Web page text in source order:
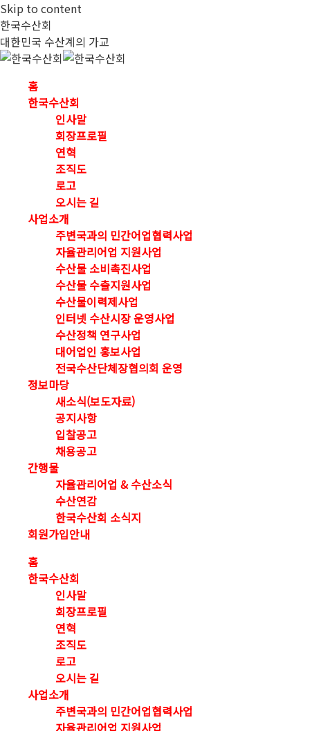
Skip to content
한국수산회
대한민국 수산계의 가교
홈
한국수산회
인사말
회장프로필
연혁
조직도
로고
오시는 길
사업소개
주변국과의 민간어업협력사업
자율관리어업 지원사업
수산물 소비촉진사업
수산물 수출지원사업
수산물이력제사업
인터넷 수산시장 운영사업
수산정책 연구사업
대어업인 홍보사업
전국수산단체장협의회 운영
정보마당
새소식(보도자료)
공지사항
입찰공고
채용공고
간행물
자율관리어업 & 수산소식
수산연감
한국수산회 소식지
회원가입안내
홈
한국수산회
인사말
회장프로필
연혁
조직도
로고
오시는 길
사업소개
주변국과의 민간어업협력사업
자율관리어업 지원사업